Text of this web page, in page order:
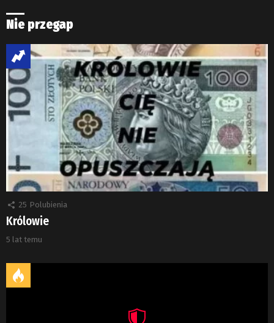
Nie przegap
25 Polubienia
Królowie
5 lat temu